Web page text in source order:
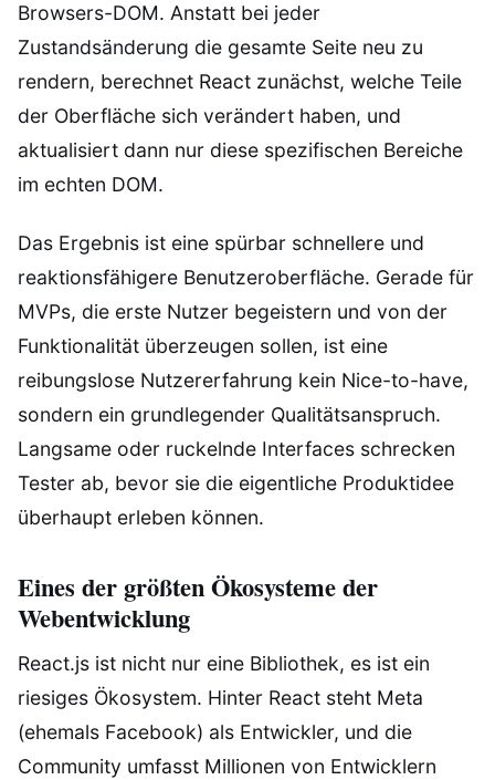
Browsers-DOM. Anstatt bei jeder
Zustandsänderung die gesamte Seite neu zu
rendern, berechnet React zunächst, welche Teile
der Oberfläche sich verändert haben, und
aktualisiert dann nur diese spezifischen Bereiche
im echten DOM.
Das Ergebnis ist eine spürbar schnellere und
reaktionsfähigere Benutzeroberfläche. Gerade für
MVPs, die erste Nutzer begeistern und von der
Funktionalität überzeugen sollen, ist eine
reibungslose Nutzererfahrung kein Nice-to-have,
sondern ein grundlegender Qualitätsanspruch.
Langsame oder ruckelnde Interfaces schrecken
Tester ab, bevor sie die eigentliche Produktidee
überhaupt erleben können.
Eines der größten Ökosysteme der
Webentwicklung
React.js ist nicht nur eine Bibliothek, es ist ein
riesiges Ökosystem. Hinter React steht Meta
(ehemals Facebook) als Entwickler, und die
Community umfasst Millionen von Entwicklern